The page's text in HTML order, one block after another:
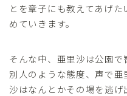
とを章子にも教えてあげ
めていきます。
そんな中、亜里沙は公園
別人のような態度、声で
沙はなんとかその場を逃げ